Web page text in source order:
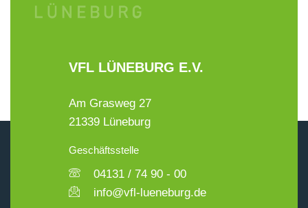
VFL LÜNEBURG E.V.
Am Grasweg 27
21339 Lüneburg
Geschäftsstelle
04131 / 74 90 - 00
info@vfl-lueneburg.de